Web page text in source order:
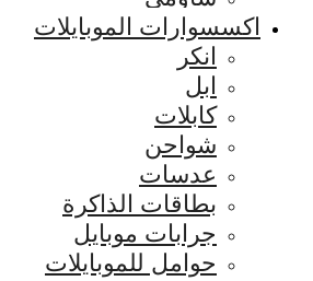
اكسسوارات الموبايلات
انكر
ابل
كابلات
شواحن
عدسات
بطاقات الذاكرة
جرابات موبايل
حوامل للموبايلات